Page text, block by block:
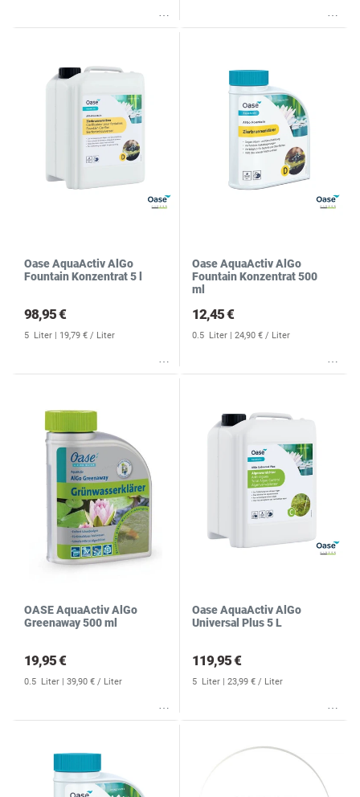
Oase AquaActiv AlGo
Fountain Konzentrat 5 l
98,95 €
5 Liter | 19,79 € / Liter
Oase AquaActiv AlGo
Fountain Konzentrat 500
ml
12,45 €
0.5 Liter | 24,90 € / Liter
OASE AquaActiv AlGo
Greenaway 500 ml
19,95 €
0.5 Liter | 39,90 € / Liter
Oase AquaActiv AlGo
Universal Plus 5 L
119,95 €
5 Liter | 23,99 € / Liter